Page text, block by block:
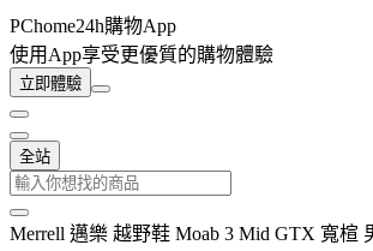
PChome24h購物App
使用App享受更優質的購物體驗
立即體驗
全站
Merrell 邁樂 越野鞋 Moab 3 Mid GTX 寬楦